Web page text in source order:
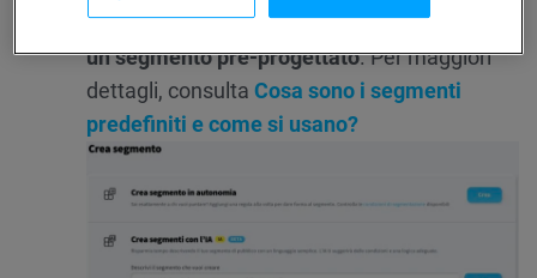
seleziona uno dei segmenti disponibili in
un segmento pre-progettato. Per maggiori
dettagli, consulta Cosa sono i segmenti
predefiniti e come si usano?